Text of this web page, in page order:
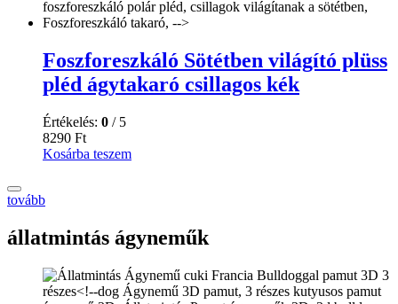
Foszforeszkáló Sötétben világító plüss
pléd ágytakaró csillagos kék
Értékelés: 0 / 5
8290 Ft
Kosárba teszem
tovább
állatmintás ágyneműk